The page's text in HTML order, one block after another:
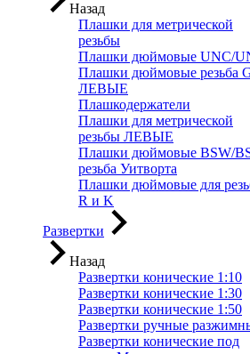
Назад
Плашки для метрической
резьбы
Плашки дюймовые UNC/
Плашки дюймовые резьба
ЛЕВЫЕ
Плашкодержатели
Плашки для метрической
резьбы ЛЕВЫЕ
Плашки дюймовые BSW/
резьба Уитворта
Плашки дюймовые для
R и K
Развертки
Назад
Развертки конические 1:10
Развертки конические 1:30
Развертки конические 1:50
Развертки ручные
Развертки конические под